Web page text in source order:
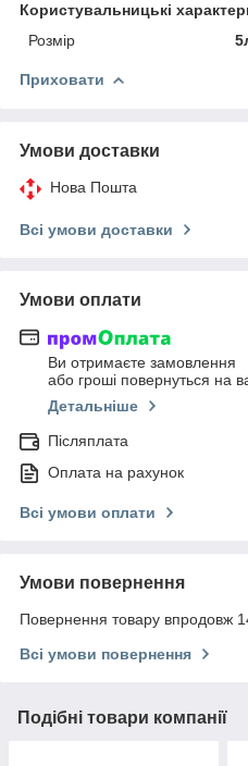
Користувальницькі
Розмір
Приховати
Умови доставки
Нова Пошта
Всі умови доставки
Умови оплати
Ви отримаєте замовлення
або гроші повернуться на
Детальніше
Післяплата
Оплата на рахунок
Всі умови оплати
Умови повернення
Повернення товару впродовж
Всі умови повернення
Подібні товари компанії